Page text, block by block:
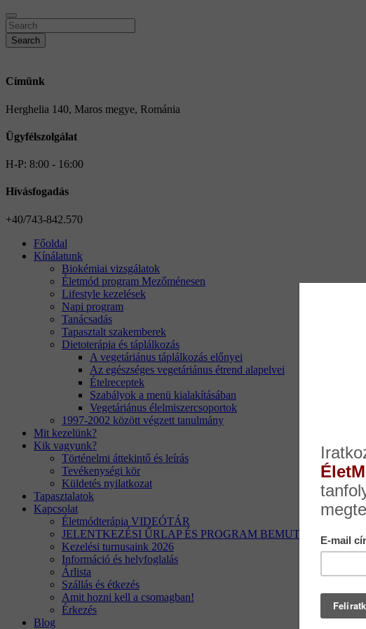
Search
Címünk
Herghelia 140, Maros megye, Románia
Ügyfélszolgálat
H-P: 8:00 - 16:00
Hívásfogadás
+40/743-842.570
Főoldal
Kínálatunk
Biokémiai vizsgálatok
Életmód program Mezőménesen
Lifestyle kezelések
Napi program
Tanácsadás
Tapasztalt szakemberek
Dietoterápia és táplálkozás
A vegetáriánus táplálkozás előnyei
Az egészséges vegetáriánus étrend alapelvei
Ételreceptek
Szabályok a menü kialakításában
Vegetáriánus élelmiszercsoportok
1997-2002 között végzett tanulmány
Mit kezelünk?
Kik vagyunk?
Történelmi áttekintő és leírás
Tevékenységi kör
Küldetés nyilatkozat
Tapasztalatok
Kapcsolat
Életmódterápia VIDEÓTÁR
JELENTKEZÉSI ŰRLAP ÉS PROGRAM BEMUTATÓ
Kezelési turnusaink 2026
Információ és helyfoglalás
Árlista
Szállás és étkezés
Amit hozni kell a csomagban!
Érkezés
Blog